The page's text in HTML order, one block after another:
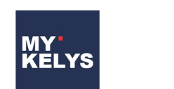
Passer
contenu